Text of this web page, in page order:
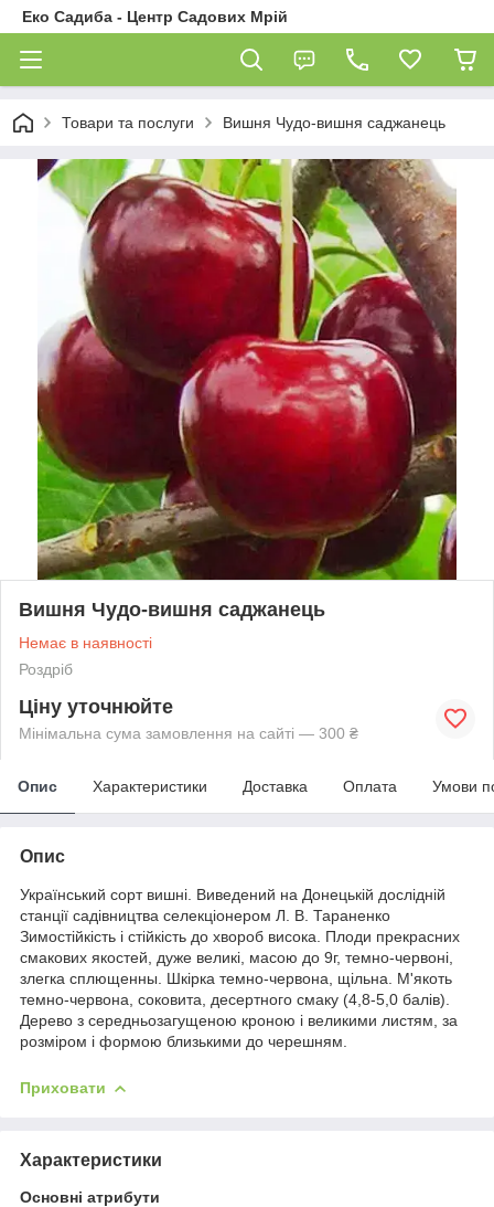
Еко Садиба - Центр Садових Мрій
Товари та послуги Вишня Чудо-вишня саджанець
Вишня Чудо-вишня саджанець
Немає в наявності
Роздріб
Ціну уточнюйте
Мінімальна сума замовлення на сайті — 300 ₴
Опис Характеристики Доставка Оплата Умови
Опис
Український сорт вишні. Виведений на Донецькій дослідній
станції садівництва селекціонером Л. В. Тараненко
Зимостійкість і стійкість до хвороб висока. Плоди прекрасних
смакових якостей, дуже великі, масою до 9г, темно-червоні,
злегка сплющенны. Шкірка темно-червона, щільна. М'якоть
темно-червона, соковита, десертного смаку (4,8-5,0 балів).
Дерево з середньозагущеною кроною і великими листям, за
розміром і формою близькими до черешням.
Приховати
Характеристики
Основні атрибути